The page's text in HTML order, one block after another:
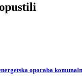
oporaba